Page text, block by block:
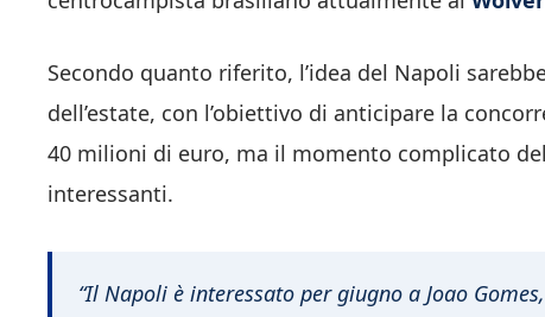
Secondo quanto riferito, l’idea del Napoli
dell’estate, con l’obiettivo di anticipare la
40 milioni di euro, ma il momento complicato
interessanti.
“Il Napoli è interessato per giugno a Joao